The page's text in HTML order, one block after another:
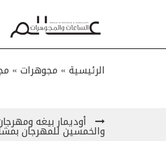
الرئيسية » مجوهرات»
أوديمار بيغه
والخمسين للمهرجان